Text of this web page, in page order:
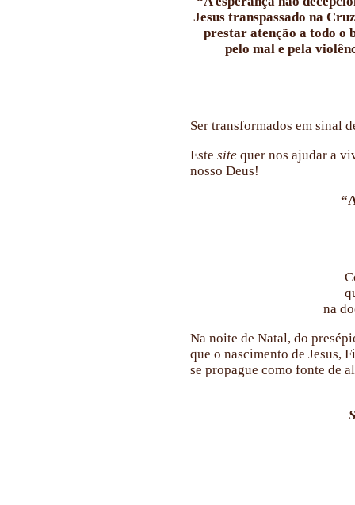
Jesus transpassado na
prestar atenção a todo o
pelo mal e pela
Ser transformados em sinal
Este site quer nos ajudar a
nosso Deus!
na
Na noite de Natal, do
que o nascimento de Jesus,
se propague como fonte de